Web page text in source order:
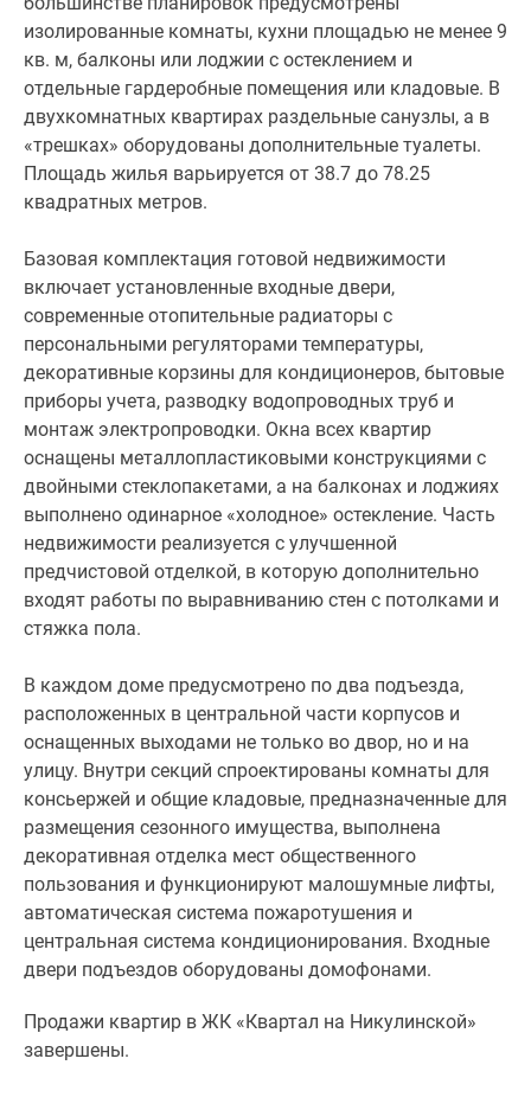
разводку
водопроводных
труб
и
монтаж
электропроводки.
Окна
квартир
оснащены
металлопластиковыми
конструкциями
с
двойными
стеклопакетами,
а
на
балконах
и
лоджиях
выполнено
одинарное
остекление.
Часть
недвижимости
реализуется
с
улучшенной
предчистовой
отделкой,
в
которую
дополнительно
работы
по
изолированные комнаты, кухни площадью не менее 9
кв. м, балконы или лоджии с остеклением и
отдельные гардеробные помещения или кладовые. В
двухкомнатных квартирах раздельные санузлы, а в
«трешках» оборудованы дополнительные туалеты.
Площадь жилья варьируется от 38.7 до 78.25
квадратных метров.
Базовая комплектация готовой недвижимости
включает установленные входные двери,
современные отопительные радиаторы с
персональными регуляторами температуры,
декоративные корзины для кондиционеров, бытовые
приборы учета, разводку водопроводных труб и
монтаж электропроводки. Окна всех квартир
оснащены металлопластиковыми конструкциями с
двойными стеклопакетами, а на балконах и лоджиях
выполнено одинарное «холодное» остекление. Часть
недвижимости реализуется с улучшенной
предчистовой отделкой, в которую дополнительно
входят работы по выравниванию стен с потолками и
стяжка пола.
В каждом доме предусмотрено по два подъезда,
расположенных в центральной части корпусов и
оснащенных выходами не только во двор, но и на
улицу. Внутри секций спроектированы комнаты для
консьержей и общие кладовые, предназначенные для
размещения сезонного имущества, выполнена
декоративная отделка мест общественного
пользования и функционируют малошумные лифты,
автоматическая система пожаротушения и
центральная система кондиционирования. Входные
двери подъездов оборудованы домофонами.
Продажи квартир в ЖК «Квартал на Никулинской»
завершены.